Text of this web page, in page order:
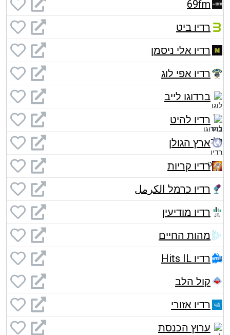
69fm
רדיו ביט
רדיו אלי ניסמן
רדיו אפי לוג
ברדוגו לייב
רדיו להיט
ארץ הגולן
רדיו קריות
רדיו כרמל الكرمل
רדיו מודיעין
מהות החיים
רדיו Hits IL
קול הלב
רדיו אזורי
ערוץ הכנסת